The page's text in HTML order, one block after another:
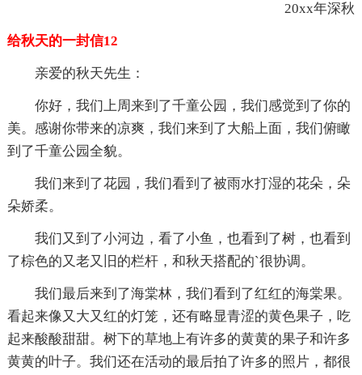
20xx年深秋
给秋天的一封信12
亲爱的秋天先生：
你好，我们上周来到了千童公园，我们感觉到了你的
美。感谢你带来的凉爽，我们来到了大船上面，我们俯瞰
到了千童公园全貌。
我们来到了花园，我们看到了被雨水打湿的花朵，朵
朵娇柔。
我们又到了小河边，看了小鱼，也看到了树，也看到
了棕色的又老又旧的栏杆，和秋天搭配的`很协调。
我们最后来到了海棠林，我们看到了红红的海棠果。
看起来像又大又红的灯笼，还有略显青涩的黄色果子，吃
起来酸酸甜甜。树下的草地上有许多的黄黄的果子和许多
黄黄的叶子。我们还在活动的最后拍了许多的照片，都很